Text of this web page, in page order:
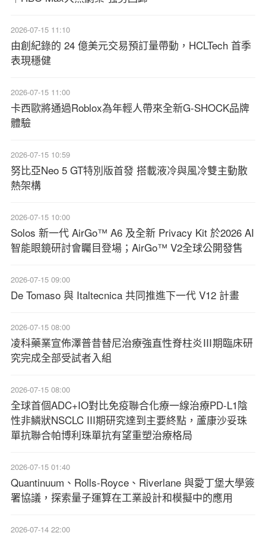
2026-07-15 11:10
由創紀錄的 24 億美元交易預訂量帶動，HCLTech 首季
表現穩健
2026-07-15 11:00
卡西歐將通過Roblox為年輕人帶來全新G-SHOCK品牌
體驗
2026-07-15 10:59
努比亞Neo 5 GT特別版首發 搭載液冷與風冷雙主動散
熱架構
2026-07-15 10:00
Solos 新一代 AirGo™ A6 及全新 Privacy Kit 於2026 AI
智能眼鏡研討會矚目登場；AirGo™ V2全球公開發售
2026-07-15 09:00
De Tomaso 與 Italtecnica 共同推進下一代 V12 計畫
2026-07-15 08:00
凌科藥業宣佈澤普昔替尼治療強直性脊柱炎Ⅲ期臨床研
究完成全部受試者入組
2026-07-15 08:00
全球首個ADC+IO對比免疫聯合化療一線治療PD-L1陰
性非鱗狀NSCLC III期研究達到主要終點，蘆康沙妥珠
單抗聯合帕博利珠單抗有望重塑治療格局
2026-07-15 01:40
Quantinuum、Rolls-Royce、Riverlane 與愛丁堡大學簽
署協議，探索量子運算在工業設計和模擬中的應用
2026-07-14 22:00